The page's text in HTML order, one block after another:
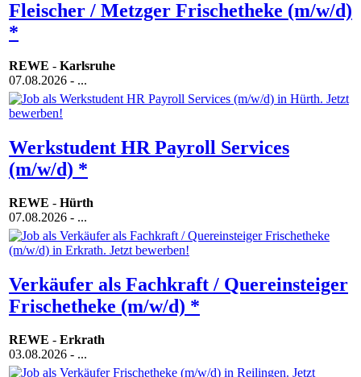
Fleischer / Metzger Frischetheke (m/w/d)
*
REWE - Karlsruhe
07.08.2026 - ...
Werkstudent HR Payroll Services
(m/w/d) *
REWE - Hürth
07.08.2026 - ...
Verkäufer als Fachkraft / Quereinsteiger
Frischetheke (m/w/d) *
REWE - Erkrath
03.08.2026 - ...